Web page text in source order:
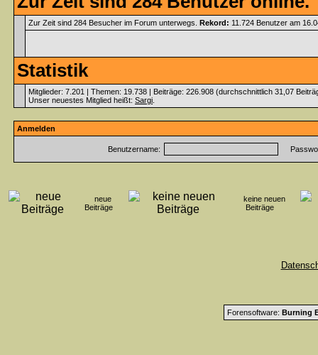
Zur Zeit sind 284 Besucher im Forum unterwegs. Rekord: 11.724 Benutzer am
Statistik
Mitglieder: 7.201 | Themen: 19.738 | Beiträge: 226.908 (durchschnittlich 31,07
Unser neuestes Mitglied heißt: Sargi
Anmelden
Benutzername:
neue
Beiträge
keine neuen
Beiträge
Forensoftware: Burning